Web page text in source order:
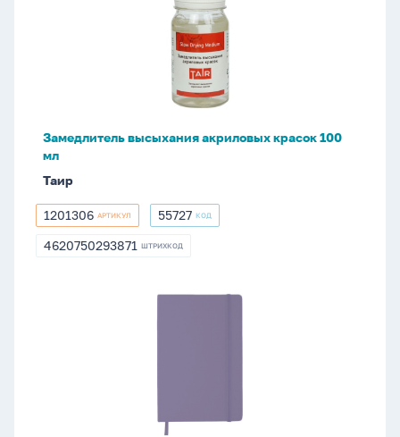
Замедлитель высыхания акриловых красок 100
мл
Таир
1201306
1201306 АРТИКУЛ 55727
55727 КОД
4620750293871
4620750293871 ШТРИХКОД